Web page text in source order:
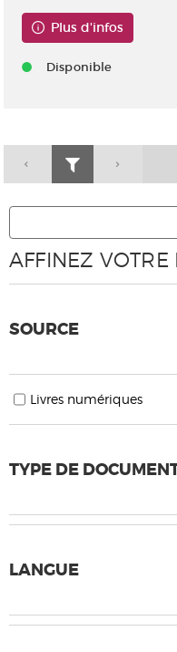
Plus d'infos
Disponible
AFFINEZ VOTRE
SOURCE
Livres numériques
TYPE DE
LANGUE